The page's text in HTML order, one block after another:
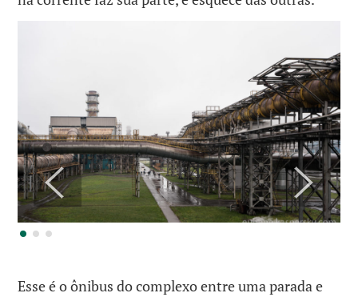
Esse é o ônibus do complexo entre uma parada e